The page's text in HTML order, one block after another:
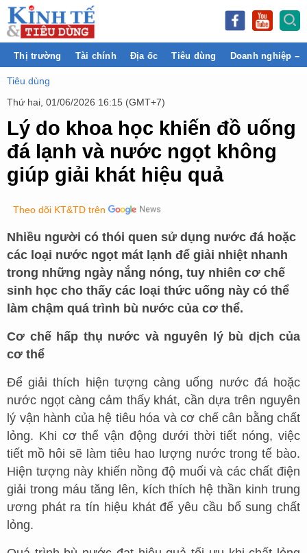
Thị trường Tài chính Địa ốc Tiêu dùng Doanh nghiệp –
Tiêu dùng
Thứ hai, 01/06/2026 16:15 (GMT+7)
Lý do khoa học khiến đồ uống
đá lạnh và nước ngọt không
giúp giải khát hiệu quả
Theo dõi KT&TD trên
Nhiều người có thói quen sử dụng nước đá hoặc
các loại nước ngọt mát lạnh để giải nhiệt nhanh
trong những ngày nắng nóng, tuy nhiên cơ chế
sinh học cho thấy các loại thức uống này có thể
làm chậm quá trình bù nước của cơ thể.
Cơ chế hấp thụ nước và nguyên lý bù dịch của
cơ thể
Để giải thích hiện tượng càng uống nước đá hoặc
nước ngọt càng cảm thấy khát, cần dựa trên nguyên
lý vận hành của hệ tiêu hóa và cơ chế cân bằng chất
lỏng. Khi cơ thể vận động dưới thời tiết nóng, việc
tiết mồ hôi sẽ làm tiêu hao lượng nước trong tế bào.
Hiện tượng này khiến nồng độ muối và các chất điện
giải trong máu tăng lên, kích thích hệ thần kinh trung
ương phát ra tín hiệu khát để yêu cầu bổ sung chất
lỏng.